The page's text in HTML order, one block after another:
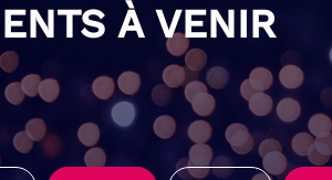
À VENIR